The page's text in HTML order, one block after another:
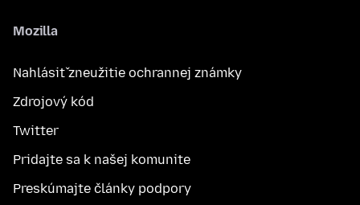
Mozilla
Nahlásiť zneužitie ochrannej známky
Zdrojový kód
Twitter
Pridajte sa k našej komunite
Preskúmajte články podpory